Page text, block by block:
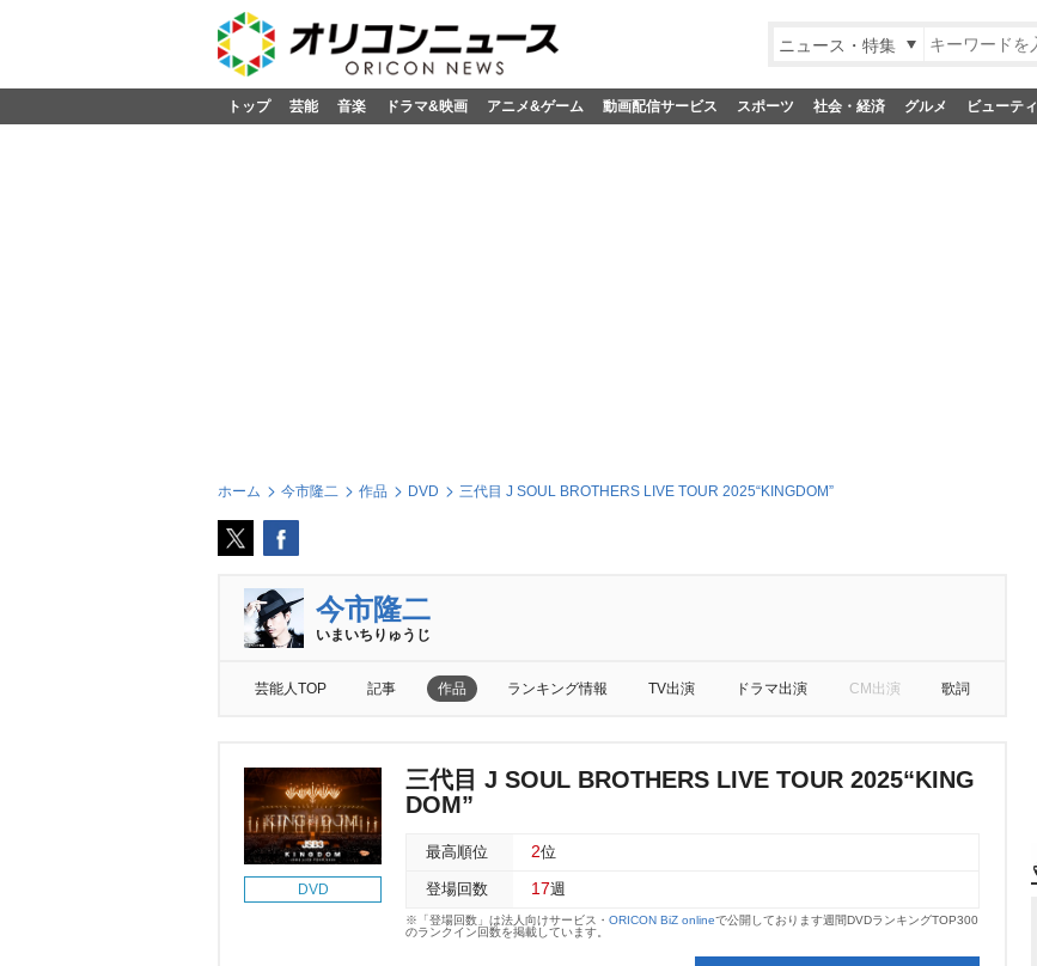
ニュース・特集
トップ 芸能 音楽 ドラマ&映画 アニメ&ゲーム 動画配信サービス スポーツ 社会・経済 グルメ ビューティ
ホーム 今市隆二 作品 DVD 三代目 J SOUL BROTHERS LIVE TOUR 2025“KINGDOM”
今市隆二
いまいちりゅうじ
芸能人TOP 記事 作品 ランキング情報 TV出演 ドラマ出演 CM出演 歌詞
DVD
三代目 J SOUL BROTHERS LIVE TOUR 2025“KING
DOM”
最高順位 2位
登場回数 17週
※「登場回数」は法人向けサービス・ ORICON BiZ onlineで公開しております週間DVDランキングTOP300
のランクイン回数を掲載しています。